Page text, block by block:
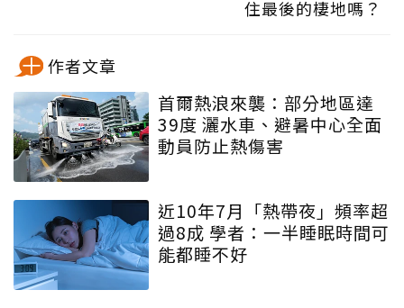
住最後的棲地嗎？
作者文章
首爾熱浪來襲：部分地區達
39度 灑水車、避暑中心全面
動員防止熱傷害
近10年7月「熱帶夜」頻率超
過8成 學者：一半睡眠時間可
能都睡不好